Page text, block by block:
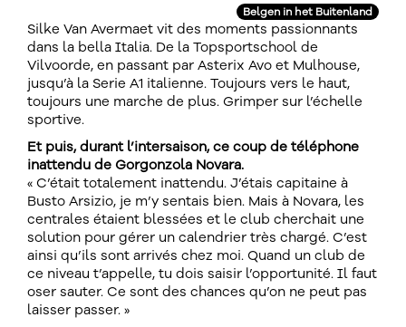
Belgen in het Buitenland
Silke Van Avermaet vit des moments passionnants
dans la bella Italia. De la Topsportschool de
Vilvoorde, en passant par Asterix Avo et Mulhouse,
jusqu’à la Serie A1 italienne. Toujours vers le haut,
toujours une marche de plus. Grimper sur l’échelle
sportive.
Et puis, durant l’intersaison, ce coup de téléphone
inattendu de Gorgonzola Novara.
« C’était totalement inattendu. J’étais capitaine à
Busto Arsizio, je m’y sentais bien. Mais à Novara, les
centrales étaient blessées et le club cherchait une
solution pour gérer un calendrier très chargé. C’est
ainsi qu’ils sont arrivés chez moi. Quand un club de
ce niveau t’appelle, tu dois saisir l’opportunité. Il faut
oser sauter. Ce sont des chances qu’on ne peut pas
laisser passer. »